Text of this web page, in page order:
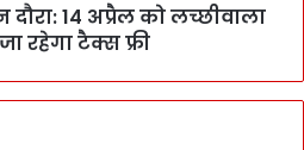
दौरा: 14 अप्रैल को लच्छीवाला
रहेगा टैक्स फ्री